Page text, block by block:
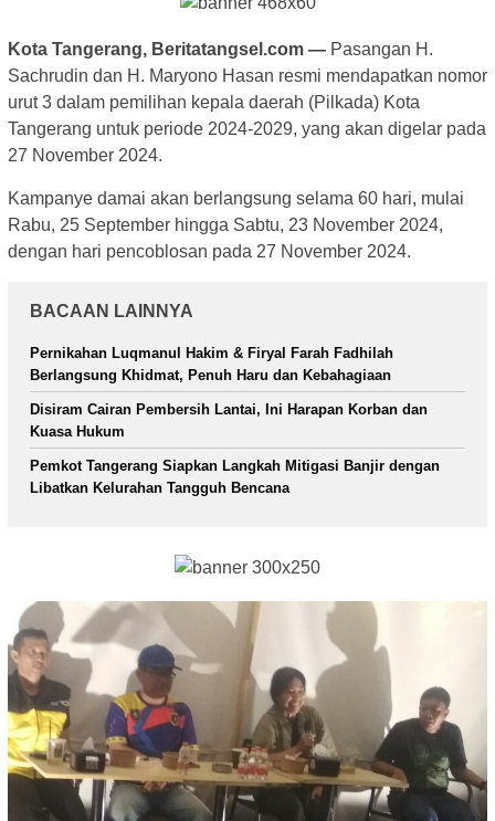
Kota Tangerang, Beritatangsel.com — Pasangan H.
Sachrudin dan H. Maryono Hasan resmi mendapatkan nomor
urut 3 dalam pemilihan kepala daerah (Pilkada) Kota
Tangerang untuk periode 2024-2029, yang akan digelar pada
27 November 2024.
Kampanye damai akan berlangsung selama 60 hari, mulai
Rabu, 25 September hingga Sabtu, 23 November 2024,
dengan hari pencoblosan pada 27 November 2024.
BACAAN LAINNYA
Pernikahan Luqmanul Hakim & Firyal Farah Fadhilah
Berlangsung Khidmat, Penuh Haru dan Kebahagiaan
Disiram Cairan Pembersih Lantai, Ini Harapan Korban dan
Kuasa Hukum
Pemkot Tangerang Siapkan Langkah Mitigasi Banjir dengan
Libatkan Kelurahan Tangguh Bencana